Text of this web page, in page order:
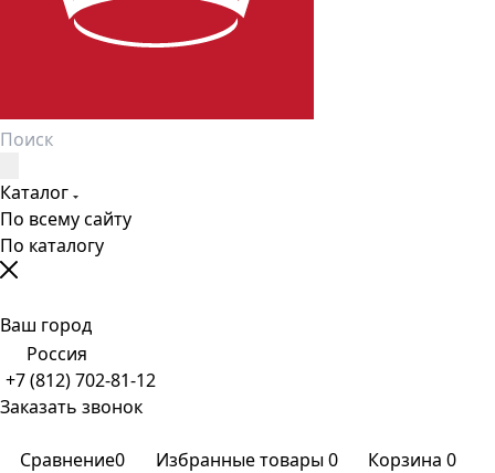
Каталог
По всему сайту
По каталогу
Ваш город
Россия
+7 (812) 702-81-12
Заказать звонок
Сравнение0 Избранные товары0 Корзина 0